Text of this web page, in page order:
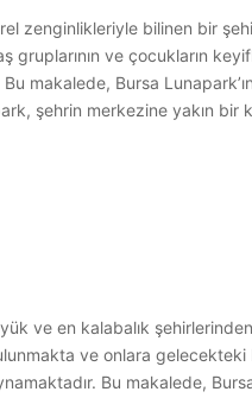
bilinen bir
gruplarının ve çocukların
makalede, Bursa
şehrin merkezine yakın
ve en kalabalık
ve onlara gelecekteki
Bu makalede,